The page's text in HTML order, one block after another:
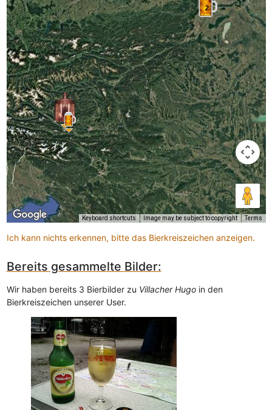
2
Keyboard shortcuts Image may be subject to copyright Terms
Ich kann nichts erkennen, bitte das Bierkreiszeichen anzeigen.
Bereits gesammelte Bilder:
Wir haben bereits 3 Bierbilder zu Villacher Hugoin den
Bierkreiszeichen unserer User.